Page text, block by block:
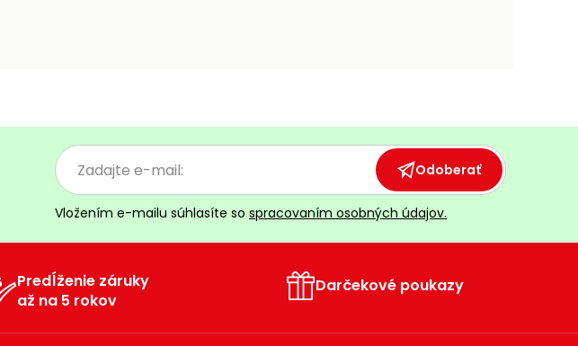
Odoberať
Vložením e-mailu súhlasíte so spracovaním osobných údajov.
Predĺženie záruky
až na 5 rokov
Darčekové poukazy